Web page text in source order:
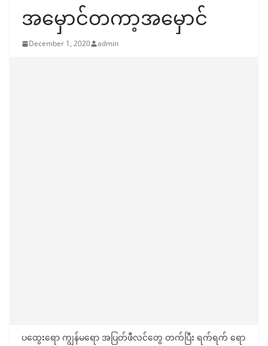
အမှောင်တကာ့အမှောင်
December 1, 2020 admin
ပထွေးရော ကျွန်မရော အပြတ်ဖီလင်တွေ တက်ပြီး ရက်ရက် ရော